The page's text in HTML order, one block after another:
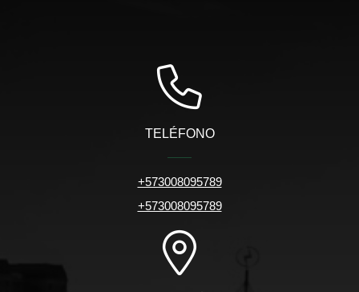
TELÉFONO
+573008095789
+573008095789